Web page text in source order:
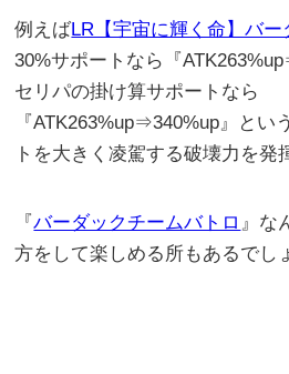
例えばLR【宇宙に輝く命】バー
30%サポートなら『
セリパの掛け算サポートなら
『ATK263%up⇒340%up』とい
トを大きく凌駕する破壊力を発
『バーダックチームバトロ 』な
方をして楽しめる所もあるでし